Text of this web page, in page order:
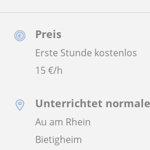
Preis
Erste Stunde kostenlos
15€/h
Unterrichtet
Au am Rhein
Bietigheim